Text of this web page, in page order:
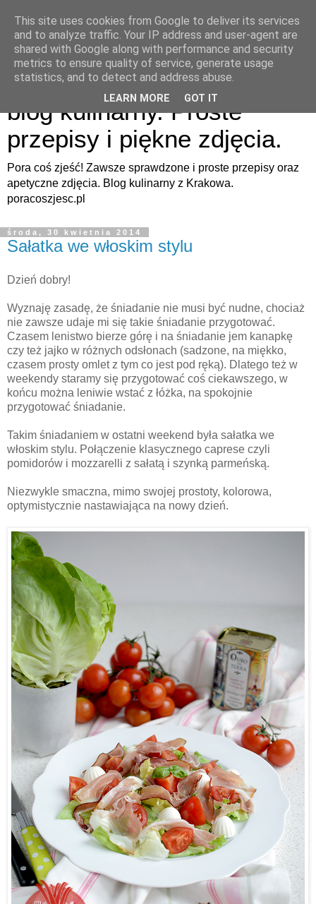
Pora coś zjeść - apetyczny
blog kulinarny. Proste
przepisy i piękne zdjęcia.
Pora coś zjeść! Zawsze sprawdzone i proste przepisy oraz
apetyczne zdjęcia. Blog kulinarny z Krakowa.
poracoszjesc.pl
środa, 30 kwietnia 2014
Sałatka we włoskim stylu
Dzień dobry!
Wyznaję zasadę, że śniadanie nie musi być nudne, chociaż
nie zawsze udaje mi się takie śniadanie przygotować.
Czasem lenistwo bierze górę i na śniadanie jem kanapkę
czy też jajko w różnych odsłonach (sadzone, na miękko,
czasem prosty omlet z tym co jest pod ręką). Dlatego też w
weekendy staramy się przygotować coś ciekawszego, w
końcu można leniwie wstać z łóżka, na spokojnie
przygotować śniadanie.
Takim śniadaniem w ostatni weekend była sałatka we
włoskim stylu. Połączenie klasycznego caprese czyli
pomidorów i mozzarelli z sałatą i szynką parmeńską.
Niezwykle smaczna, mimo swojej prostoty, kolorowa,
optymistycznie nastawiająca na nowy dzień.
This site uses cookies from Google to deliver its services
and to analyze traffic. Your IP address and user-agent are
shared with Google along with performance and security
metrics to ensure quality of service, generate usage
statistics, and to detect and address abuse.
LEARN MORE GOT IT